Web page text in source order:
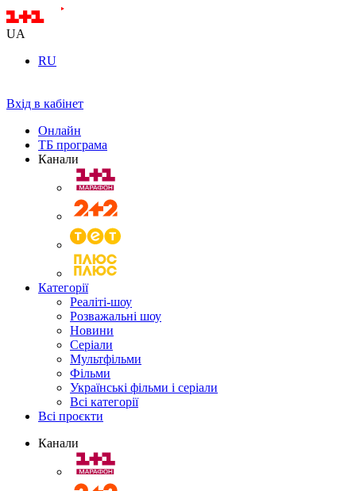
UA
RU
Вхід в кабінет
Онлайн
ТБ програма
Канали
Категорії
Реаліті-шоу
Розважальні шоу
Новини
Серіали
Мультфільми
Фільми
Українські фільми і серіали
Всі категорії
Всі проєкти
Канали